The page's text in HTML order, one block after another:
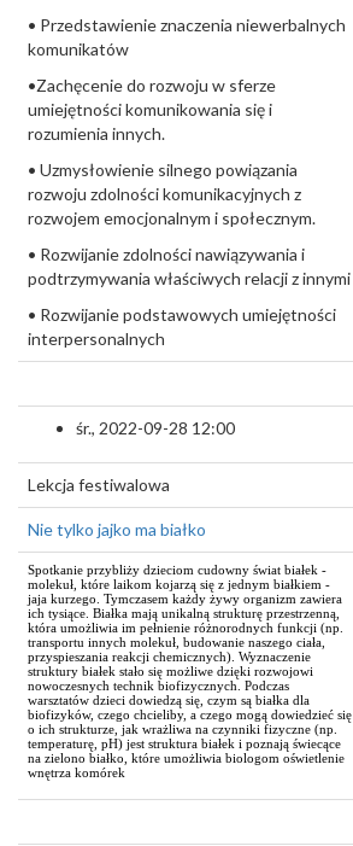
• Przedstawienie znaczenia niewerbalnych
komunikatów
•Zachęcenie do rozwoju w sferze
umiejętności komunikowania się i
rozumienia innych.
• Uzmysłowienie silnego powiązania
rozwoju zdolności komunikacyjnych z
rozwojem emocjonalnym i społecznym.
• Rozwijanie zdolności nawiązywania i
podtrzymywania właściwych relacji z innymi
• Rozwijanie podstawowych umiejętności
interpersonalnych
śr., 2022-09-28 12:00
Lekcja festiwalowa
Nie tylko jajko ma białko
Spotkanie przybliży dzieciom cudowny świat białek -
molekuł, które laikom kojarzą się z jednym białkiem -
jaja kurzego. Tymczasem każdy żywy organizm zawiera
ich tysiące. Białka mają unikalną strukturę przestrzenną,
która umożliwia im pełnienie różnorodnych funkcji (np.
transportu innych molekuł, budowanie naszego ciała,
przyspieszania reakcji chemicznych). Wyznaczenie
struktury białek stało się możliwe dzięki rozwojowi
nowoczesnych technik biofizycznych. Podczas
warsztatów dzieci dowiedzą się, czym są białka dla
biofizyków, czego chcieliby, a czego mogą dowiedzieć się
o ich strukturze, jak wrażliwa na czynniki fizyczne (np.
temperaturę, pH) jest struktura białek i poznają świecące
na zielono białko, które umożliwia biologom oświetlenie
wnętrza komórek